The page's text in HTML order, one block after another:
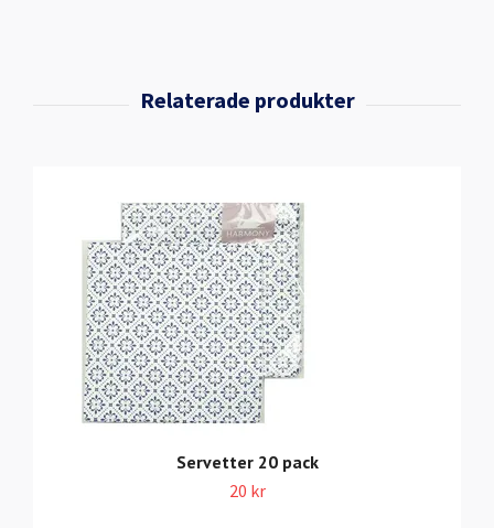
Servetter 20 pack
20 kr